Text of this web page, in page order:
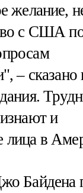
желание,
с США
– сказано
и
лица в
Байдена